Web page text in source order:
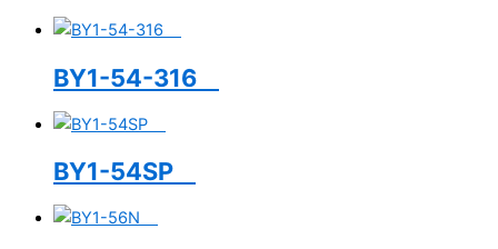
BY1-54-316
BY1-54SP